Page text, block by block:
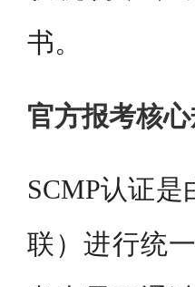
书。
官方报考核
SCMP认证
联）进行统